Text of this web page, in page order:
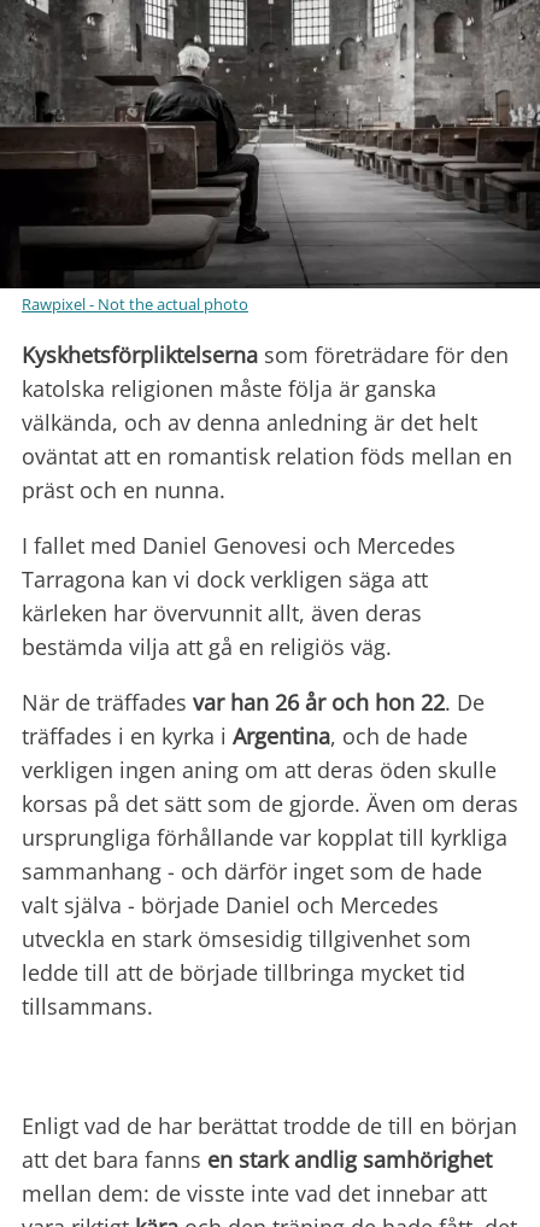
Rawpixel - Not the actual photo
Kyskhetsförpliktelserna som företrädare för den
katolska religionen måste följa är ganska
välkända, och av denna anledning är det helt
oväntat att en romantisk relation föds mellan en
präst och en nunna.
I fallet med Daniel Genovesi och Mercedes
Tarragona kan vi dock verkligen säga att
kärleken har övervunnit allt, även deras
bestämda vilja att gå en religiös väg.
När de träffades var han 26 år och hon 22. De
träffades i en kyrka i Argentina, och de hade
verkligen ingen aning om att deras öden skulle
korsas på det sätt som de gjorde. Även om deras
ursprungliga förhållande var kopplat till kyrkliga
sammanhang - och därför inget som de hade
valt själva - började Daniel och Mercedes
utveckla en stark ömsesidig tillgivenhet som
ledde till att de började tillbringa mycket tid
tillsammans.
Enligt vad de har berättat trodde de till en början
att det bara fanns en stark andlig samhörighet
mellan dem: de visste inte vad det innebar att